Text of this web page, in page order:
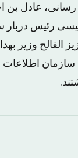
عادل بن
رئیس
الفالح وزیر
سازمان